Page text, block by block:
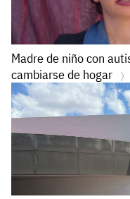
Madre de niño con
cambiarse de hogar